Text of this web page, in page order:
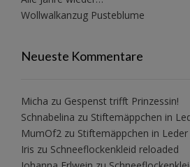
Wollwalkanzug Pusteblume
Neueste Kommentare
Micha zu Gespenst trifft Prinzessin!
Schnabelina zu Stiftemäppchen in
MumOf2 zu Stiftemäppchen in Leder
Iris zu Schneeflockenkleid reloaded